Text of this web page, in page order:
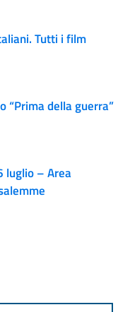
Tutti i film
“Prima della guerra”
luglio – Area